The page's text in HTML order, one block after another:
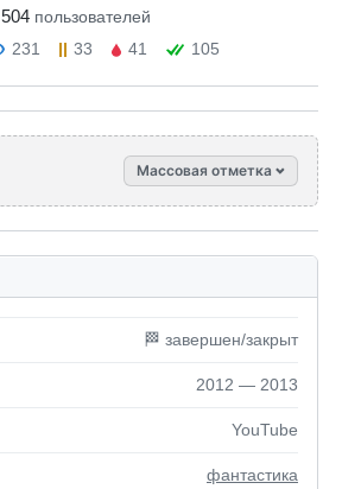
504 пользователей
231 33 41 105
Массовая отметка
🏁 завершен/закрыт
2012 — 2013
YouTube
фантастика